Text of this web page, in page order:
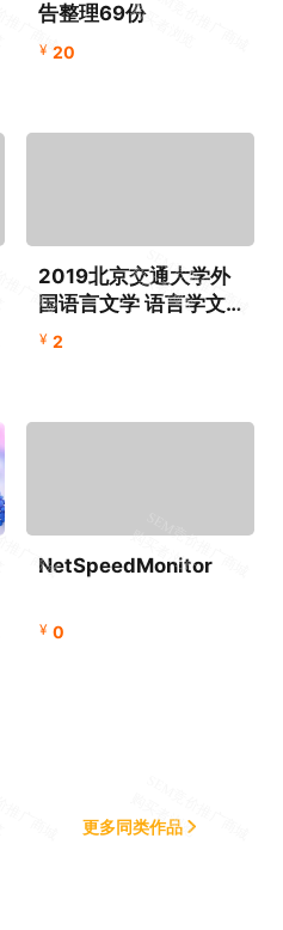
告整理69份
¥ 20
2019北京交通大学外
国语言文学 语言学文学
专业课真题回忆.
¥ 2
NetSpeedMonitor
¥ 0
更多同类作品